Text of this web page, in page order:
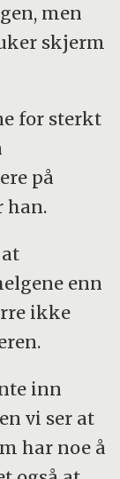
men
skjerm
for sterkt
på
han.
enn
ikke
inn
vi ser at
har noe å